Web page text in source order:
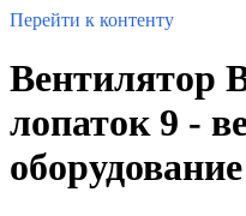
Перейти к контенту
лопаток 9 -
оборудование